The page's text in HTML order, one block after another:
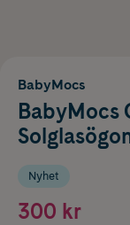
BabyMocs
BabyMocs
Nyhet
300 kr